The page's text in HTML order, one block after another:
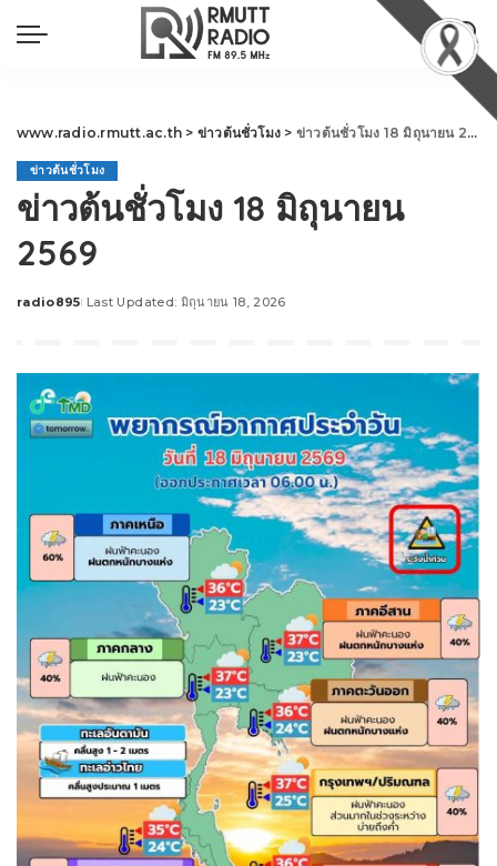
www.radio.rmutt.ac.th > ข่าวต้นชั่วโมง > ข่าวต้นชั่วโมง 18 มิถุนายน 2569
ข่าวต้นชั่วโมง
ข่าวต้นชั่วโมง 18 มิถุนายน
2569
Posted
radio895 Last Updated: มิถุนายน 18, 2026